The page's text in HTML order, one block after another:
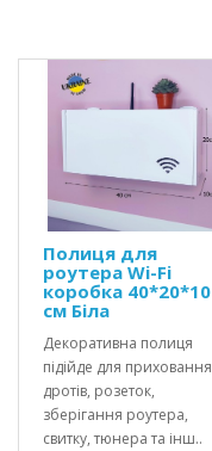
Полиця для
роутера Wi-Fi
коробка 40*20*10
см Біла
Декоративна полиця
підійде для приховання
дротів, розеток,
зберігання роутера,
свитку, тюнера та інш..